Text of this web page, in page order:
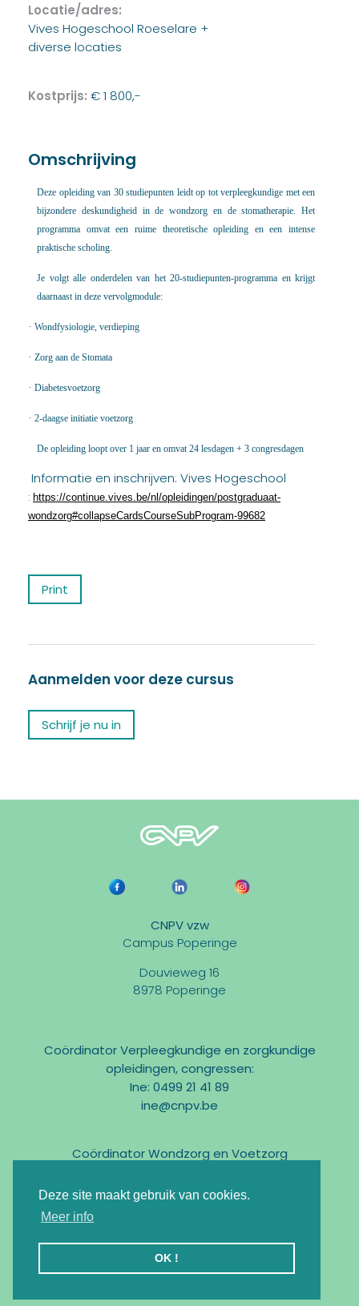
Deze site maakt gebruik van cookies.
Meer info
OK !
Locatie/adres:
Vives Hogeschool Roeselare +
diverse locaties
Kostprijs: € 1 800,-
Omschrijving
Deze opleiding van 30 studiepunten leidt op tot verpleegkundige met een
bijzondere deskundigheid in de wondzorg en de stomatherapie. Het
programma omvat een ruime theoretische opleiding en een intense
praktische scholing.
Je volgt alle onderdelen van het 20-studiepunten-programma en krijgt
daarnaast in deze vervolgmodule:
· Wondfysiologie, verdieping
· Zorg aan de Stomata
· Diabetesvoetzorg
· 2-daagse initiatie voetzorg
De opleiding loopt over 1 jaar en omvat 24 lesdagen + 3 congresdagen
Informatie en inschrijven: Vives Hogeschool
: https://continue.vives.be/nl/opleidingen/postgraduaat-
wondzorg#collapseCardsCourseSubProgram-99682
Print
Aanmelden voor deze cursus
Schrijf je nu in
CNPV vzw
Campus Poperinge
Douvieweg 16
8978 Poperinge
Coördinator Verpleegkundige en zorgkundige
opleidingen, congressen:
Ine: 0499 21 41 89
ine@cnpv.be
Coördinator Wondzorg en Voetzorg
marc@cnpv.be
Registratie KMO-Portefeuille : DV.O105524